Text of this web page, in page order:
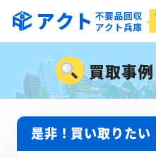
買取事
是非！買い取りたい